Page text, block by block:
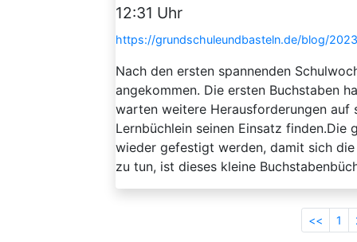
12:31 Uhr
https://grundschuleundbasteln.de/blog/
Nach den ersten spannenden
angekommen. Die ersten Buchstaben
warten weitere Herausforderungen auf
Lernbüchlein seinen Einsatz finden.Die
wieder gefestigt werden, damit sich
zu tun, ist dieses kleine
<< 1